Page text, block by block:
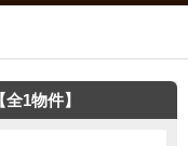
1物件】